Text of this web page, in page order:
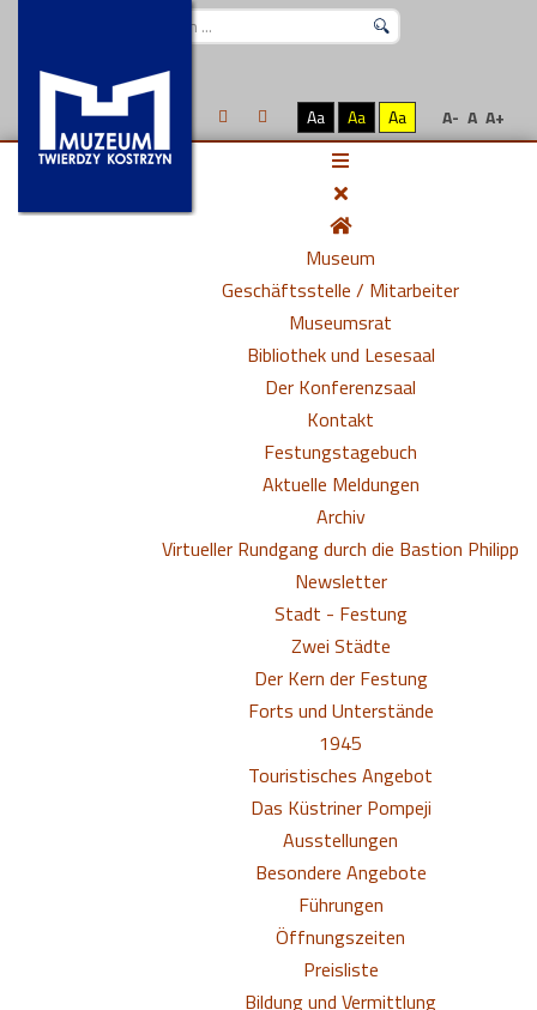
Aa Aa Aa A- A A+
Museum
Geschäftsstelle / Mitarbeiter
Museumsrat
Bibliothek und Lesesaal
Der Konferenzsaal
Kontakt
Festungstagebuch
Aktuelle Meldungen
Archiv
Virtueller Rundgang durch die Bastion Philipp
Newsletter
Stadt - Festung
Zwei Städte
Der Kern der Festung
Forts und Unterstände
1945
Touristisches Angebot
Das Küstriner Pompeji
Ausstellungen
Besondere Angebote
Führungen
Öffnungszeiten
Preisliste
Bildung und Vermittlung